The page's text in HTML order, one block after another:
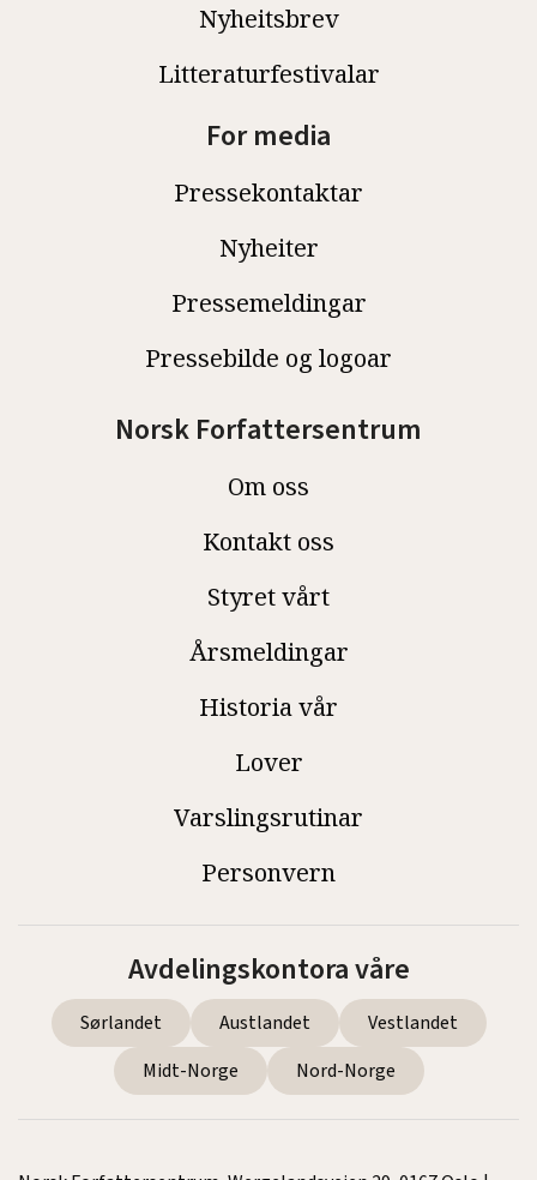
Nyheitsbrev
Litteraturfestivalar
For media
Pressekontaktar
Nyheiter
Pressemeldingar
Pressebilde og logoar
Norsk Forfattersentrum
Om oss
Kontakt oss
Styret vårt
Årsmeldingar
Historia vår
Lover
Varslingsrutinar
Personvern
Avdelingskontora våre
Sørlandet Austlandet
Vestlandet
Midt-Norge
Nord-Norge